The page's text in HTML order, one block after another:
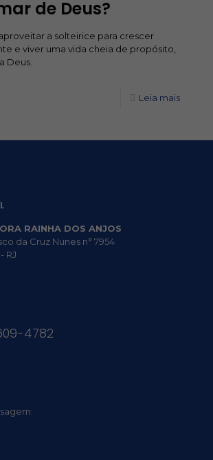
de Deus?
a solteirice para crescer
e viver uma vida cheia de propósito,
Deus.
Leia mais
RAINHA DOS ANJOS
da Cruz Nunes n° 7954
RJ
4782